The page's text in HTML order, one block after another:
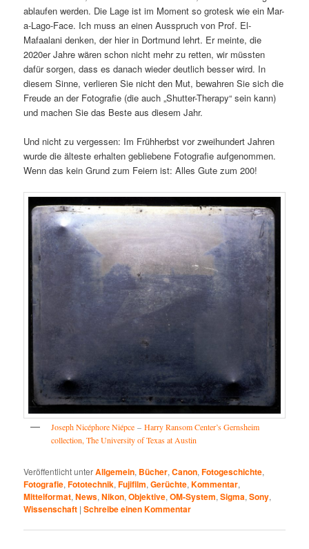
ablaufen werden. Die Lage ist im Moment so grotesk wie ein Mar-
a-Lago-Face. Ich muss an einen Ausspruch von Prof. El-
Mafaalani denken, der hier in Dortmund lehrt. Er meinte, die
2020er Jahre wären schon nicht mehr zu retten, wir müssten
dafür sorgen, dass es danach wieder deutlich besser wird. In
diesem Sinne, verlieren Sie nicht den Mut, bewahren Sie sich die
Freude an der Fotografie (die auch „Shutter-Therapy“ sein kann)
und machen Sie das Beste aus diesem Jahr.
Und nicht zu vergessen: Im Frühherbst vor zweihundert Jahren
wurde die älteste erhalten gebliebene Fotografie aufgenommen.
Wenn das kein Grund zum Feiern ist: Alles Gute zum 200!
Joseph Nicéphore Niépce –Harry Ransom Center’s Gernsheim
collection, The University of Texas at Austin
Veröffentlicht unterAllgemein, Bücher,Canon,Fotogeschichte,
Fotografie,Fototechnik,Fujifilm,Gerüchte,Kommentar,
Mittelformat,News,Nikon,Objektive,OM-System,Sigma,Sony,
Wissenschaft |Schreibe einen Kommentar